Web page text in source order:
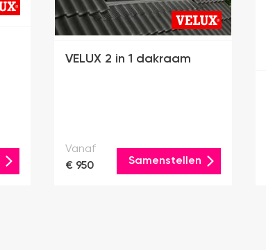
VELUX 2 in 1 dakraam
Vanaf
€ 950
Samenstellen